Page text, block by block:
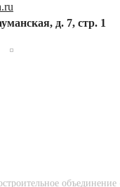
д. 7, стр. 1